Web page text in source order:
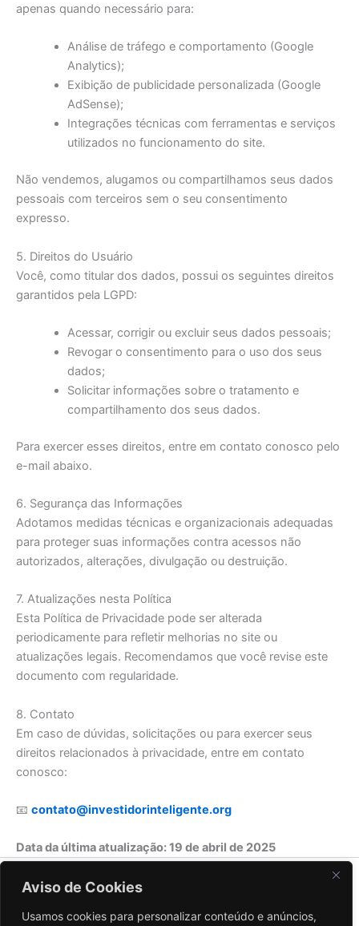
Aviso de Cookies
Usamos cookies para personalizar conteúdo e anúncios,
apenas quando necessário para:
Análise de tráfego e comportamento (Google
Analytics);
Exibição de publicidade personalizada (Google
AdSense);
Integrações técnicas com ferramentas e serviços
utilizados no funcionamento do site.
Não vendemos, alugamos ou compartilhamos seus dados
pessoais com terceiros sem o seu consentimento
expresso.
5. Direitos do Usuário
Você, como titular dos dados, possui os seguintes direitos
garantidos pela LGPD:
Acessar, corrigir ou excluir seus dados pessoais;
Revogar o consentimento para o uso dos seus
dados;
Solicitar informações sobre o tratamento e
compartilhamento dos seus dados.
Para exercer esses direitos, entre em contato conosco pelo
e-mail abaixo.
6. Segurança das Informações
Adotamos medidas técnicas e organizacionais adequadas
para proteger suas informações contra acessos não
autorizados, alterações, divulgação ou destruição.
7. Atualizações nesta Política
Esta Política de Privacidade pode ser alterada
periodicamente para refletir melhorias no site ou
atualizações legais. Recomendamos que você revise este
documento com regularidade.
8. Contato
Em caso de dúvidas, solicitações ou para exercer seus
direitos relacionados à privacidade, entre em contato
conosco:
📧 contato@investidorinteligente.org
Data da última atualização: 19 de abril de 2025
Política de Privacidade